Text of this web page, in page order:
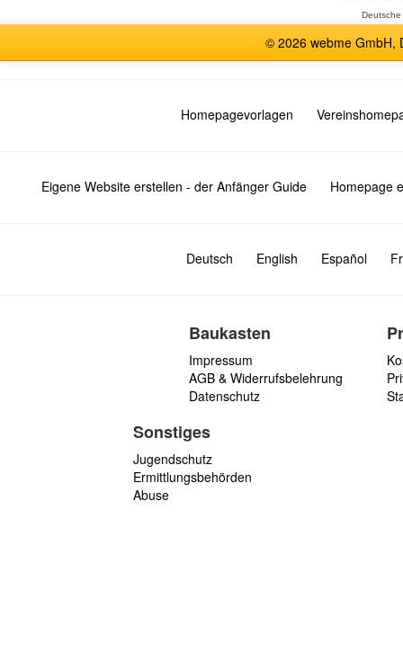
© 2026 webme GmbH,
Homepagevorlagen
Eigene Website erstellen - der Anfänger Guide Homepage
Deutsch English Español
Baukasten
Impressum
AGB & Widerrufsbelehrung
Datenschutz
Sonstiges
Jugendschutz
Ermittlungsbehörden
Abuse